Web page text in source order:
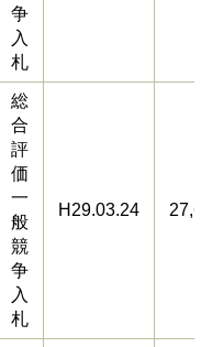
争
入
札
総
合
評
価
一
般
競
争
入
札
H29.03.24